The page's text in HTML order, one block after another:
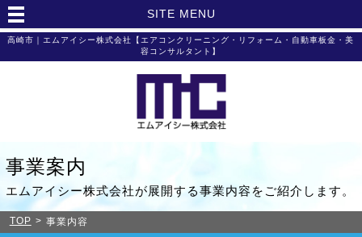
高崎市｜エムアイシー株式会社【エアコンクリーニング・リフォーム・自動車板金・美
容コンサルタント】
SITE MENU
事業案内
エムアイシー株式会社が展開する事業内容をご紹介します。
TOP > 事業内容